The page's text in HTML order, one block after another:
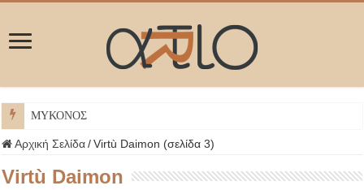
ΜΥΚΟΝΟΣ
Αρχική Σελίδα / Virtù Daimon (σελίδα 3)
Virtù Daimon